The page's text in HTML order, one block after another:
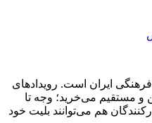
ایران است. رویدادهای
و مستقیم می‌خرید؛ وجه تا
هم می‌توانند بلیت خود